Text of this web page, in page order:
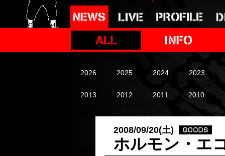
2026 2025 2024 2023
2013 2012 2011 2010
2008/09/20(土)
ホルモン・エ